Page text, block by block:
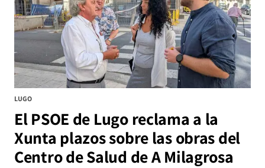
LUGO
El PSOE de Lugo reclama a la
Xunta plazos sobre las obras del
Centro de Salud de A Milagrosa